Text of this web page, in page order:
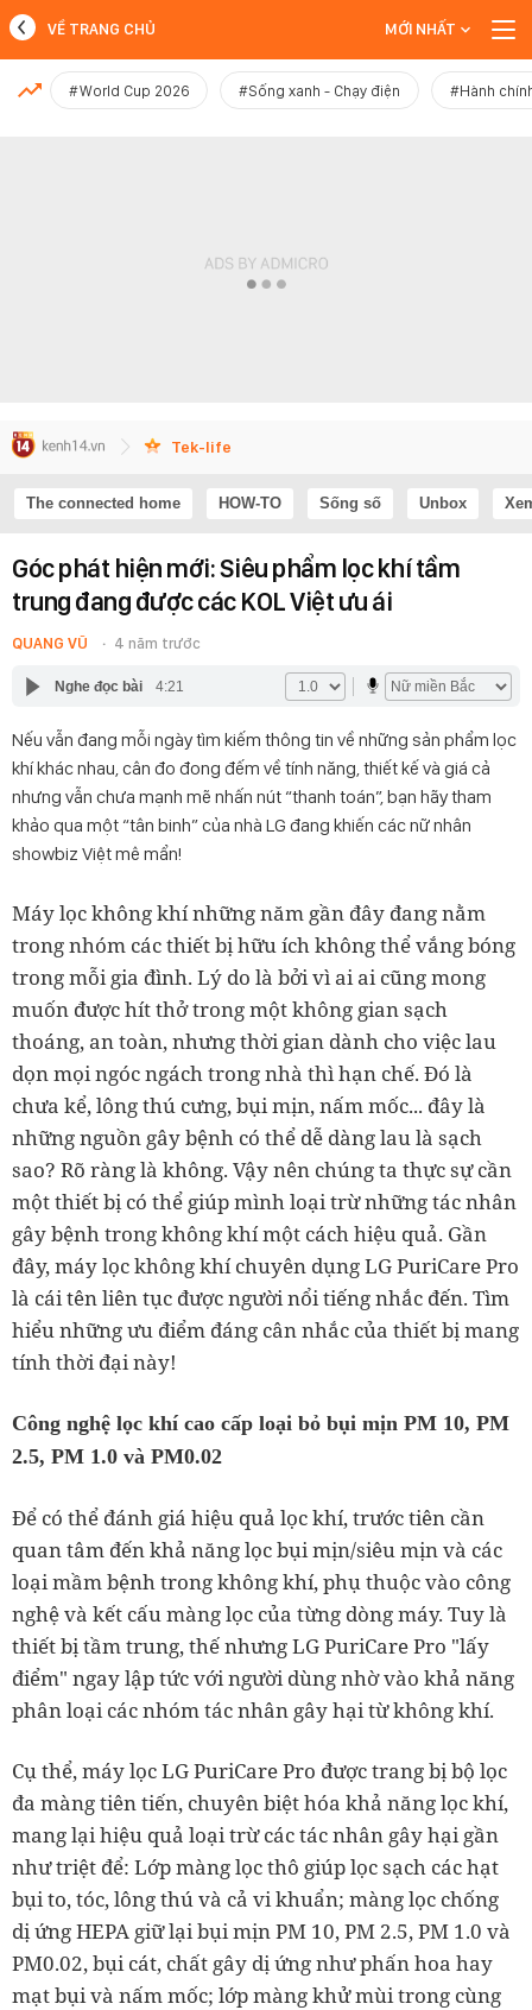
MỚI NHẤT
VỀ TRANG CHỦ MỚI NHẤT
#World Cup 2026 #Sống xanh - Chạy điện #Hành
Tek-life
The connected home HOW-TO Sống số Unbox
Góc phát hiện mới: Siêu phẩm lọc khí tầm
trung đang được các KOL Việt ưu ái
QUANG VŨ 4 năm trước
Nghe đọc bài 4:21
Nếu vẫn đang mỗi ngày tìm kiếm thông tin về những sản phẩm lọc
khí khác nhau, cân đo đong đếm về tính năng, thiết kế và giá cả
nhưng vẫn chưa mạnh mẽ nhấn nút “thanh toán”, bạn hãy tham
khảo qua một “tân binh” của nhà LG đang khiến các nữ nhân
showbiz Việt mê mẩn!
Máy lọc không khí những năm gần đây đang nằm
trong nhóm các thiết bị hữu ích không thể vắng bóng
trong mỗi gia đình. Lý do là bởi vì ai ai cũng mong
muốn được hít thở trong một không gian sạch
thoáng, an toàn, nhưng thời gian dành cho việc lau
dọn mọi ngóc ngách trong nhà thì hạn chế. Đó là
chưa kể, lông thú cưng, bụi mịn, nấm mốc... đây là
những nguồn gây bệnh có thể dễ dàng lau là sạch
sao? Rõ ràng là không. Vậy nên chúng ta thực sự cần
một thiết bị có thể giúp mình loại trừ những tác nhân
gây bệnh trong không khí một cách hiệu quả. Gần
đây, máy lọc không khí chuyên dụng LG PuriCare Pro
là cái tên liên tục được người nổi tiếng nhắc đến. Tìm
hiểu những ưu điểm đáng cân nhắc của thiết bị mang
tính thời đại này!
Công nghệ lọc khí cao cấp loại bỏ bụi mịn PM 10, PM
2.5, PM 1.0 và PM0.02
Để có thể đánh giá hiệu quả lọc khí, trước tiên cần
quan tâm đến khả năng lọc bụi mịn/siêu mịn và các
loại mầm bệnh trong không khí, phụ thuộc vào công
nghệ và kết cấu màng lọc của từng dòng máy. Tuy là
thiết bị tầm trung, thế nhưng LG PuriCare Pro "lấy
điểm" ngay lập tức với người dùng nhờ vào khả năng
phân loại các nhóm tác nhân gây hại từ không khí.
Cụ thể, máy lọc LG PuriCare Pro được trang bị bộ lọc
đa màng tiên tiến, chuyên biệt hóa khả năng lọc khí,
mang lại hiệu quả loại trừ các tác nhân gây hại gần
như triệt để: Lớp màng lọc thô giúp lọc sạch các hạt
bụi to, tóc, lông thú và cả vi khuẩn; màng lọc chống
dị ứng HEPA giữ lại bụi mịn PM 10, PM 2.5, PM 1.0 và
PM0.02, bụi cát, chất gây dị ứng như phấn hoa hay
mạt bụi và nấm mốc; lớp màng khử mùi trong cùng